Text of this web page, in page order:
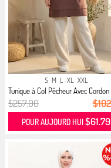
S M L XL XXL
Tunique à Col Pêcheur Avec Cordon
$257.00
POUR AUJOURD HUI$61.79